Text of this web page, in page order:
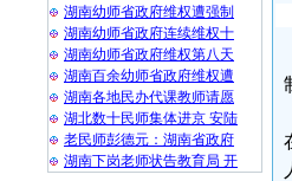
湖南幼师省政府维权遭强制
湖南幼师省政府连续维权十
湖南幼师省政府维权第八天
湖南百余幼师省政府维权遭
湖南各地民办代课教师请愿
湖北数十民师集体进京 安陆
老民师彭德元：湖南省政府
湖南下岗老师状告教育局 开